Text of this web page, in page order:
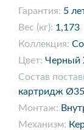
Гарантия: 5
Вес (кг): 1,173
Коллекция:
Цвет: Черный
Состав
картридж
Монтаж:
Механизм: